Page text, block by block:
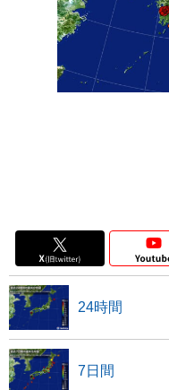
24時間
7日間